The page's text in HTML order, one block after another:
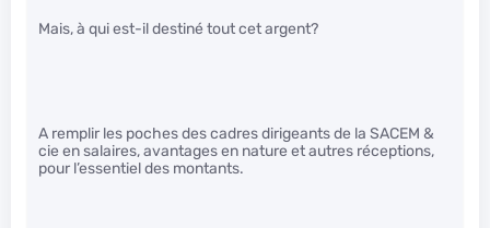
Mais, à qui est-il destiné tout cet argent?
A remplir les poches des cadres dirigeants de la SACEM &
cie en salaires, avantages en nature et autres réceptions,
pour l’essentiel des montants.